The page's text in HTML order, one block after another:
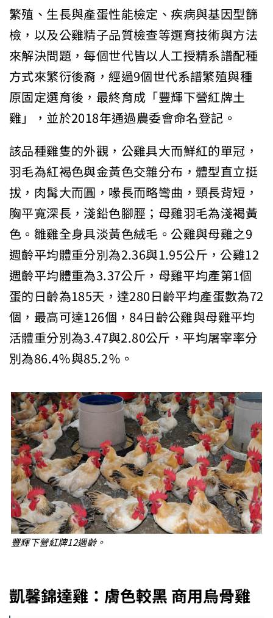
繁殖、生長與產蛋性能檢定、疾病與基因型篩
檢，以及公雞精子品質檢查等選育技術與方法
來解決問題，每個世代皆以人工授精系譜配種
方式來繁衍後裔，經過9個世代系譜繁殖與種
原固定選育後，最終育成「豐輝下營紅牌土
雞」，並於2018年通過農委會命名登記。
該品種雞隻的外觀，公雞具大而鮮紅的單冠，
羽毛為紅褐色與金黃色交雜分布，體型直立挺
拔，肉髯大而圓，喙長而略彎曲，頸長背短，
胸平寬深長，淺鉛色腳脛；母雞羽毛為淺褐黃
色。雛雞全身具淡黃色絨毛。公雞與母雞之9
週齡平均體重分別為2.36與1.95公斤，公雞12
週齡平均體重為3.37公斤，母雞平均產第1個
蛋的日齡為185天，達280日齡平均產蛋數為72
個，最高可達126個，84日齡公雞與母雞平均
活體重分別為3.47與2.80公斤，平均屠宰率分
別為86.4％與85.2％。
豐輝下營紅牌12週齡。
凱馨錦達雞：膚色較黑商用烏骨雞